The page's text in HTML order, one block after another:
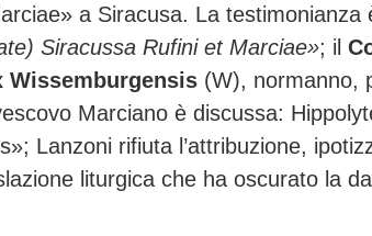
a Siracusa. La testimonianza
Siracussa Rufini et Marciae»; il
Wissemburgensis (W), normanno,
Marciano è discussa:
Lanzoni rifiuta l’attribuzione,
liturgica che ha oscurato la